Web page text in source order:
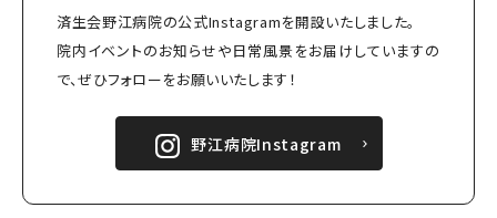
済生会野江病院の公式Instagramを開設いたしました。
院内イベントのお知らせや日常風景をお届けしていますの
で、ぜひフォローをお願いいたします！
野江病院Instagram